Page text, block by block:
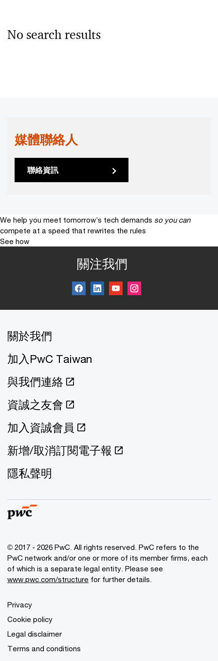
No search results
媒體聯絡人
聯絡資訊
We help you meet tomorrow’s tech demands so you can
compete at a speed that rewrites the rules
See how
關注我們
關於我們
加入PwC Taiwan
與我們連絡
資誠之友會
加入資誠會員
新增/取消訂閱電子報
隱私聲明
© 2017 - 2026 PwC. All rights reserved. PwC refers to the
PwC network and/or one or more of its member firms, each
of which is a separate legal entity. Please see
www.pwc.com/structure for further details.
Privacy
Cookie policy
Legal disclaimer
Terms and conditions